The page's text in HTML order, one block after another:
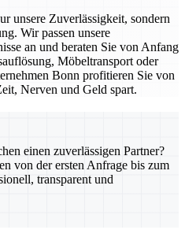
unsere Zuverlässigkeit, sondern
Wir passen unsere
an und beraten Sie von Anfang
Möbeltransport oder
Bonn profitieren Sie von
Nerven und Geld spart.
einen zuverlässigen Partner?
von der ersten Anfrage bis zum
transparent und